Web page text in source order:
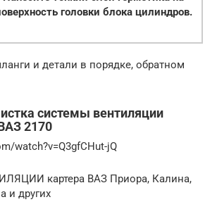
головки блока цилиндров.
и детали в порядке, обратном
системы вентиляции
2170
watch?v=Q3gfCHut-jQ
картера ВАЗ Приора, Калина,
и других